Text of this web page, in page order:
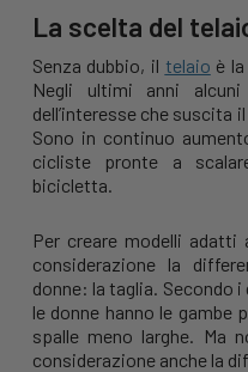
La scelta del
Senza dubbio, il telaio è
Negli ultimi anni
dell’interesse che suscita
Sono in continuo
cicliste pronte a
bicicletta.
Per creare modelli
considerazione la
donne: la taglia.
le donne hanno le gambe
spalle meno larghe. Ma
considerazione anche la